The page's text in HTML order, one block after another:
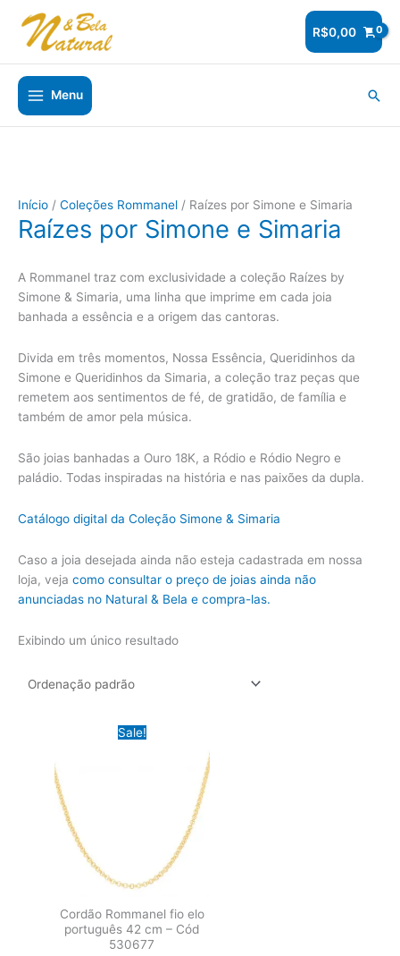
para
conteúdo
R$0,00
Menu
Início / Coleções Rommanel / Raízes por Simone e Simaria
Raízes por Simone e Simaria
A Rommanel traz com exclusividade a coleção Raízes by
Simone & Simaria, uma linha que imprime em cada joia
banhada a essência e a origem das cantoras.
Divida em três momentos, Nossa Essência, Queridinhos da
Simone e Queridinhos da Simaria, a coleção traz peças que
remetem aos sentimentos de fé, de gratidão, de família e
também de amor pela música.
São joias banhadas a Ouro 18K, a Ródio e Ródio Negro e
paládio. Todas inspiradas na história e nas paixões da dupla.
Catálogo digital da Coleção Simone & Simaria
Caso a joia desejada ainda não esteja cadastrada em nossa
loja, veja como consultar o preço de joias ainda não
anunciadas no Natural & Bela e compra-las.
Exibindo um único resultado
Sale!
Cordão Rommanel fio elo
português 42 cm – Cód
530677